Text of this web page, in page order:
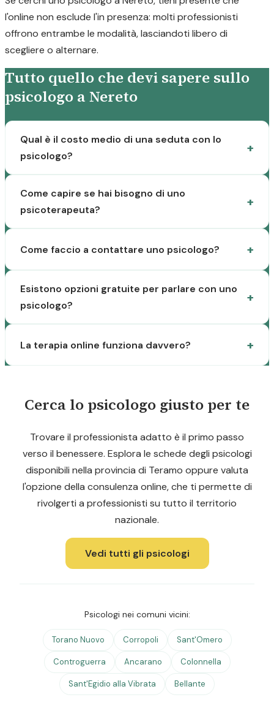
l'online non esclude l'in presenza: molti professionisti
offrono entrambe le modalità, lasciandoti libero di
scegliere o alternare.
Tutto quello che devi sapere sullo
psicologo a Nereto
Qual è il costo medio di una seduta con lo
psicologo?
Come capire se hai bisogno di uno
psicoterapeuta?
Come faccio a contattare uno psicologo?
Esistono opzioni gratuite per parlare con uno
psicologo?
La terapia online funziona davvero?
Cerca lo psicologo giusto per te
Trovare il professionista adatto è il primo passo
verso il benessere. Esplora le schede degli psicologi
disponibili nella provincia di Teramo oppure valuta
l'opzione della consulenza online, che ti permette di
rivolgerti a professionisti su tutto il territorio
nazionale.
Vedi tutti gli psicologi
Psicologi nei comuni vicini:
Torano Nuovo Corropoli Sant'Omero
Controguerra Ancarano Colonnella
Sant'Egidio alla Vibrata Bellante